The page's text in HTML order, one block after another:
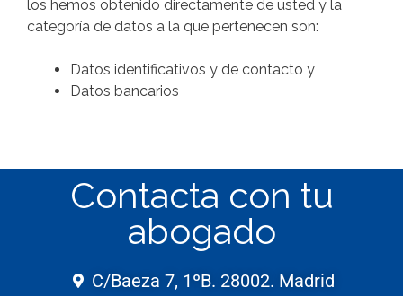
los hemos obtenido directamente de usted y la
categoría de datos a la que pertenecen son:
Datos identificativos y de contacto y
Datos bancarios
Contacta con tu
abogado
C/Baeza 7, 1ºB. 28002. Madrid